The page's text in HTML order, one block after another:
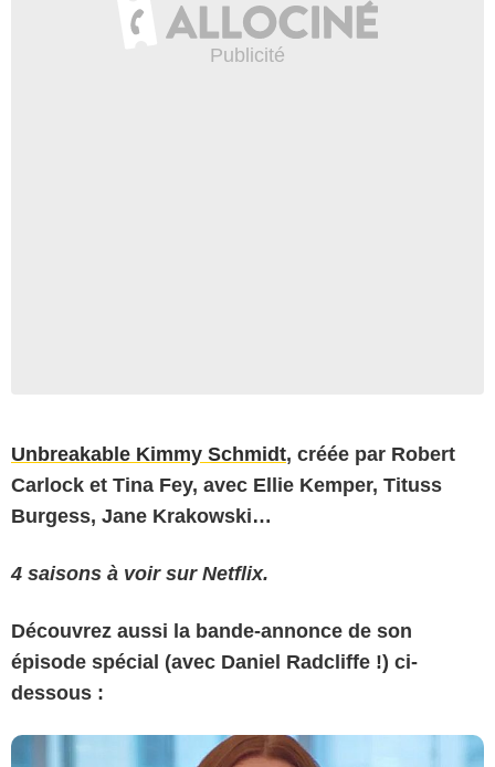
Unbreakable Kimmy Schmidt, créée par Robert
Carlock et Tina Fey, avec Ellie Kemper, Tituss
Burgess, Jane Krakowski…
4 saisons à voir sur Netflix.
Découvrez aussi la bande-annonce de son
épisode spécial (avec Daniel Radcliffe !) ci-
dessous :